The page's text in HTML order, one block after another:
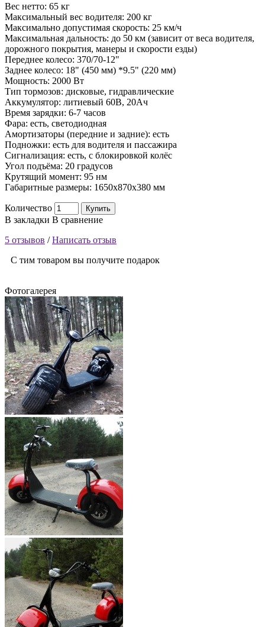
Вес нетто: 65 кг
Максимальный вес водителя: 200 кг
Максимально допустимая скорость: 25 км/ч
Максимальная дальность: до 50 км (зависит от веса водителя,
дорожного покрытия, манеры и скорости езды)
Переднее колесо: 370/70-12"
Заднее колесо: 18" (450 мм) *9.5" (220 мм)
Мощность: 2000 Вт
Тип тормозов: дисковые, гидравлические
Аккумулятор: литиевый 60В, 20Ач
Время зарядки: 6-7 часов
Фара: есть, светодиодная
Амортизаторы (передние и задние): есть
Подножки: есть для водителя и пассажира
Сигнализация: есть, с блокировкой колёс
Угол подъёма: 20 градусов
Крутящий момент: 95 нм
Габаритные размеры: 1650х870х380 мм
Количество Купить
В закладки В сравнение
5 отзывов /Написать отзыв
С тим товаром вы получите подарок
Фотогалерея